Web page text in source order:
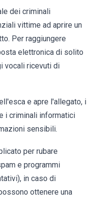
dei criminali
vittime ad aprire un
Per raggiungere
elettronica di solito
vocali ricevuti di
e apre l'allegato, i
i criminali informatici
sensibili.
per rubare
e programmi
in caso di
ottenere una